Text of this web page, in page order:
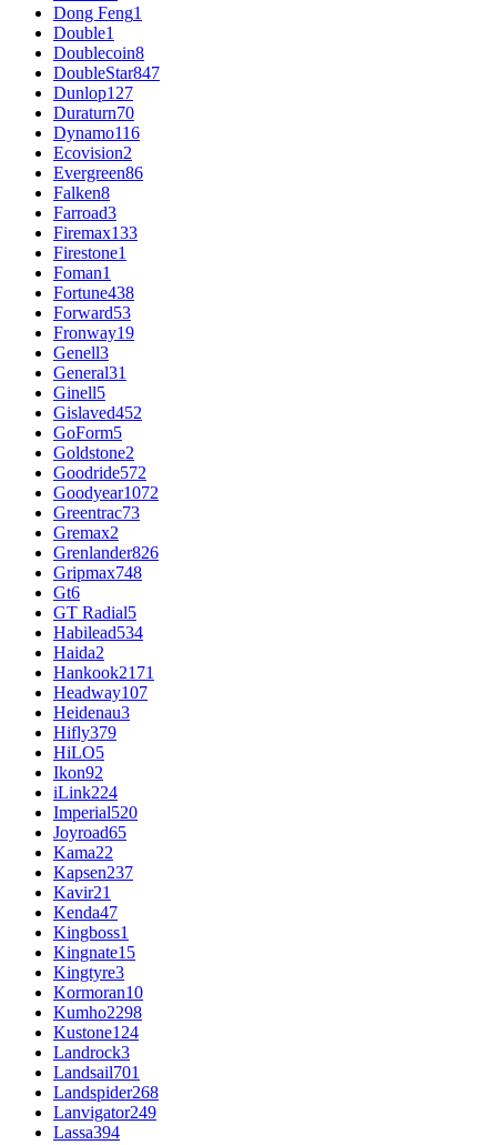
Dong Feng1
Double1
Doublecoin8
DoubleStar847
Dunlop127
Duraturn70
Dynamo116
Ecovision2
Evergreen86
Falken8
Farroad3
Firemax133
Firestone1
Foman1
Fortune438
Forward53
Fronway19
Genell3
General31
Ginell5
Gislaved452
GoForm5
Goldstone2
Goodride572
Goodyear1072
Greentrac73
Gremax2
Grenlander826
Gripmax748
Gt6
GT Radial5
Habilead534
Haida2
Hankook2171
Headway107
Heidenau3
Hifly379
HiLO5
Ikon92
iLink224
Imperial520
Joyroad65
Kama22
Kapsen237
Kavir21
Kenda47
Kingboss1
Kingnate15
Kingtyre3
Kormoran10
Kumho2298
Kustone124
Landrock3
Landsail701
Landspider268
Lanvigator249
Lassa394